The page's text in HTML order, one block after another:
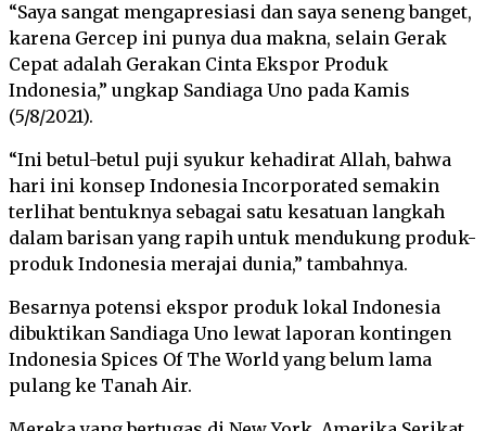
“Saya sangat mengapresiasi dan saya seneng banget,
karena Gercep ini punya dua makna, selain Gerak
Cepat adalah Gerakan Cinta Ekspor Produk
Indonesia,” ungkap Sandiaga Uno pada Kamis
(5/8/2021).
“Ini betul-betul puji syukur kehadirat Allah, bahwa
hari ini konsep Indonesia Incorporated semakin
terlihat bentuknya sebagai satu kesatuan langkah
dalam barisan yang rapih untuk mendukung produk-
produk Indonesia merajai dunia,” tambahnya.
Besarnya potensi ekspor produk lokal Indonesia
dibuktikan Sandiaga Uno lewat laporan kontingen
Indonesia Spices Of The World yang belum lama
pulang ke Tanah Air.